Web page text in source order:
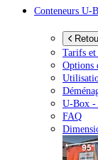
Conteneurs U-
Tarifs et
Options
U-Box -
FAQ